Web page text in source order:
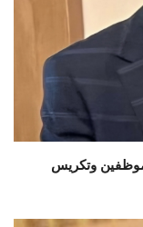
وتكريس